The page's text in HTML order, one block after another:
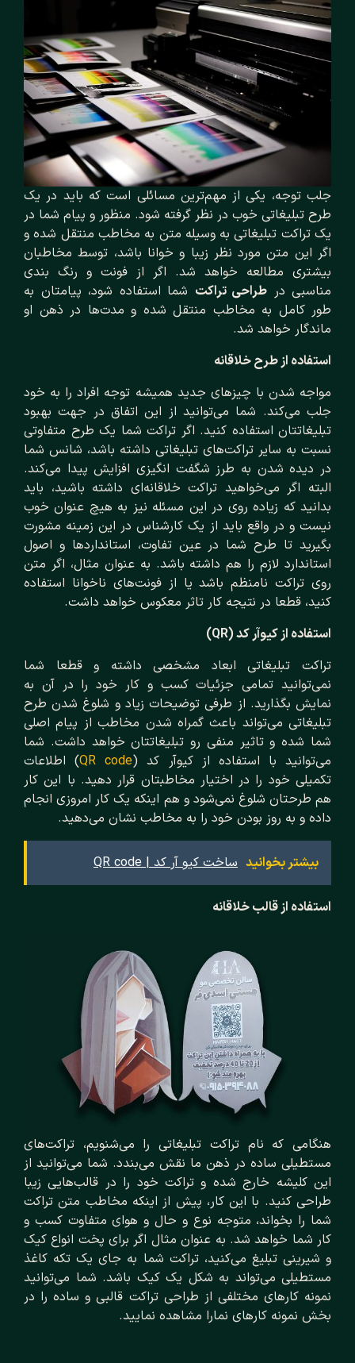
جلب توجه، یکی از مهم‌ترین مسائلی است که باید در یک
طرح تبلیغاتی خوب در نظر گرفته شود. منظور و پیام شما در
یک تراکت تبلیغاتی به وسیله متن به مخاطب منتقل شده و
اگر این متن مورد نظر زیبا و خوانا باشد، توسط مخاطبان
بیشتری مطالعه خواهد شد. اگر از فونت و رنگ بندی
مناسبی در طراحی تراکت شما استفاده شود، پیامتان به
طور کامل به مخاطب منتقل شده و مدت‌ها در ذهن او
ماندگار خواهد شد.
استفاده از طرح خلاقانه
مواجه شدن با چیزهای جدید همیشه توجه افراد را به خود
جلب می‌کند. شما می‌توانید از این اتفاق در جهت بهبود
تبلیغاتتان استفاده کنید. اگر تراکت شما یک طرح متفاوتی
نسبت به سایر تراکت‌های تبلیغاتی داشته باشد، شانس شما
در دیده شدن به طرز شگفت انگیزی افزایش پیدا می‌کند.
البته اگر می‌خواهید تراکت خلاقانه‌ای داشته باشید، باید
بدانید که زیاده روی در این مسئله نیز به هیچ عنوان خوب
نیست و در واقع باید از یک کارشناس در این زمینه مشورت
بگیرید تا طرح شما در عین تفاوت، استانداردها و اصول
استاندارد لازم را هم داشته باشد. به عنوان مثال، اگر متن
روی تراکت نامنظم باشد یا از فونت‌های ناخوانا استفاده
کنید، قطعا در نتیجه کار تاثر معکوس خواهد داشت.
استفاده از کیوآر کد (QR)
تراکت تبلیغاتی ابعاد مشخصی داشته و قطعا شما
نمی‌توانید تمامی جزئیات کسب و کار خود را در آن به
نمایش بگذارید. از طرفی توضیحات زیاد و شلوغ شدن طرح
تبلیغاتی می‌تواند باعث گمراه شدن مخاطب از پیام اصلی
شما شده و تاثیر منفی رو تبلیغاتتان خواهد داشت. شما
می‌توانید با استفاده از کیوآر کد (QR code) اطلاعات
تکمیلی خود را در اختیار مخاطبتان قرار دهید. با این کار
هم طرحتان شلوغ نمی‌شود و هم اینکه یک کار امروزی انجام
داده و به روز بودن خود را به مخاطب نشان می‌دهید.
بیشتر بخوانید ساخت کیو آر کد | QR code
استفاده از قالب خلاقانه
هنگامی که نام تراکت تبلیغاتی را می‌شنویم، تراکت‌های
مستطیلی ساده در ذهن ما نقش می‌بندد. شما می‌توانید از
این کلیشه خارج شده و تراکت خود را در قالب‌هایی زیبا
طراحی کنید. با این کار، پیش از اینکه مخاطب متن تراکت
شما را بخواند، متوجه نوع و حال و هوای متفاوت کسب و
کار شما خواهد شد. به عنوان مثال اگر برای پخت انواع کیک
و شیرینی تبلیغ می‌کنید، تراکت شما به جای یک تکه کاغذ
مستطیلی می‌تواند به شکل یک کیک باشد. شما می‌توانید
نمونه کارهای مختلفی از طراحی تراکت قالبی و ساده را در
بخش نمونه کارهای نمارا مشاهده نمایید.